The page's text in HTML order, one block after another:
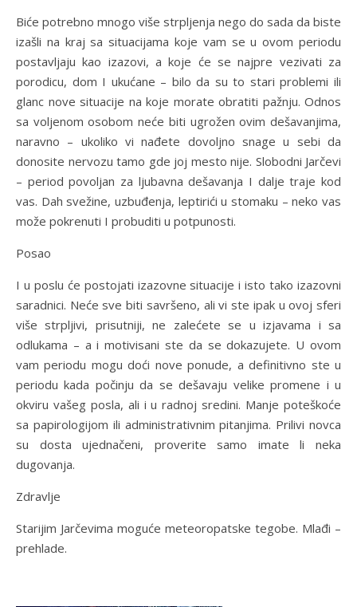
Biće potrebno mnogo više strpljenja nego do sada da biste
izašli na kraj sa situacijama koje vam se u ovom periodu
postavljaju kao izazovi, a koje će se najpre vezivati za
porodicu, dom I ukućane – bilo da su to stari problemi ili
glanc nove situacije na koje morate obratiti pažnju. Odnos
sa voljenom osobom neće biti ugrožen ovim dešavanjima,
naravno – ukoliko vi nađete dovoljno snage u sebi da
donosite nervozu tamo gde joj mesto nije. Slobodni Jarčevi
– period povoljan za ljubavna dešavanja I dalje traje kod
vas. Dah svežine, uzbuđenja, leptirići u stomaku – neko vas
može pokrenuti I probuditi u potpunosti.
Posao
I u poslu će postojati izazovne situacije i isto tako izazovni
saradnici. Neće sve biti savršeno, ali vi ste ipak u ovoj sferi
više strpljivi, prisutniji, ne zalećete se u izjavama i sa
odlukama – a i motivisani ste da se dokazujete. U ovom
vam periodu mogu doći nove ponude, a definitivno ste u
periodu kada počinju da se dešavaju velike promene i u
okviru vašeg posla, ali i u radnoj sredini. Manje poteškoće
sa papirologijom ili administrativnim pitanjima. Prilivi novca
su dosta ujednačeni, proverite samo imate li neka
dugovanja.
Zdravlje
Starijim Jarčevima moguće meteoropatske tegobe. Mlađi –
prehlade.